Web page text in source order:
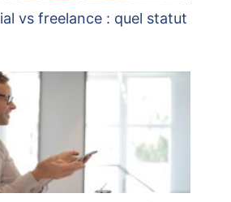
vs freelance : quel statut